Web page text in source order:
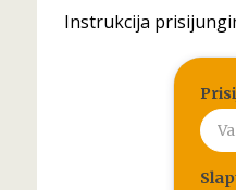
Instrukcija